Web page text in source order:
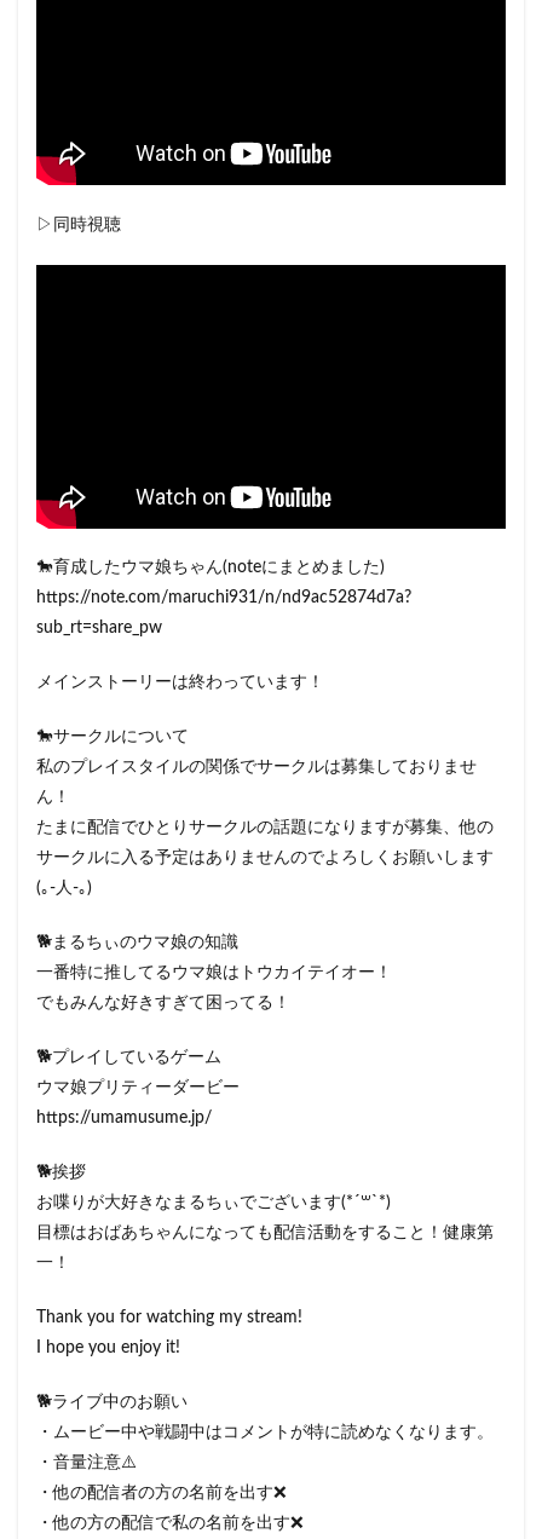
▷同時視聴
🐎育成したウマ娘ちゃん(noteにまとめました)
https://note.com/maruchi931/n/nd9ac52874d7a?
sub_rt=share_pw
メインストーリーは終わっています！
🐎サークルについて
私のプレイスタイルの関係でサークルは募集しておりませ
ん！
たまに配信でひとりサークルの話題になりますが募集、他の
サークルに入る予定はありませんのでよろしくお願いします
(｡-人-｡)
🐕まるちぃのウマ娘の知識
一番特に推してるウマ娘はトウカイテイオー！
でもみんな好きすぎて困ってる！
🐕プレイしているゲーム
ウマ娘プリティーダービー
https://umamusume.jp/
🐕挨拶
お喋りが大好きなまるちぃでございます(*´꒳`*)
目標はおばあちゃんになっても配信活動をすること！健康第
一！
Thank you for watching my stream!
I hope you enjoy it!
🐕ライブ中のお願い
・ムービー中や戦闘中はコメントが特に読めなくなります。
・音量注意⚠️
・他の配信者の方の名前を出す❌
・他の方の配信で私の名前を出す❌